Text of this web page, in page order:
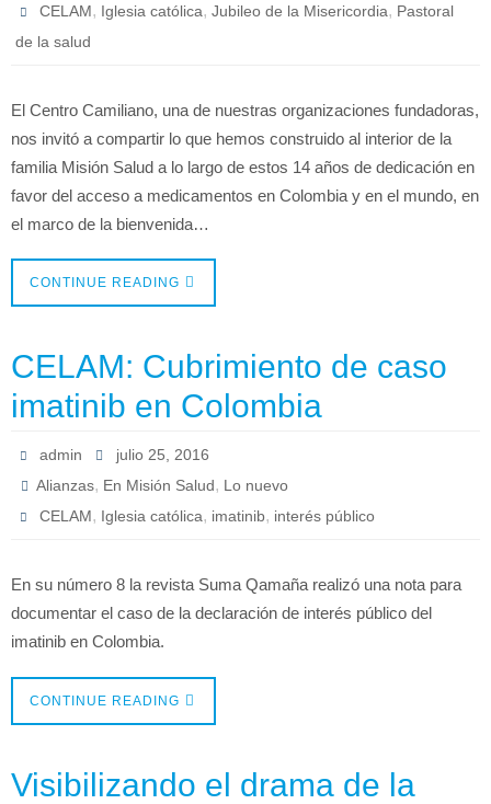
CELAM, Iglesia católica,Jubileo de la Misericordia, Pastoral
de la salud
El Centro Camiliano, una de nuestras organizaciones fundadoras,
nos invitó a compartir lo que hemos construido al interior de la
familia Misión Salud a lo largo de estos 14 años de dedicación en
favor del acceso a medicamentos en Colombia y en el mundo, en
el marco de la bienvenida…
CONTINUE READING
CELAM: Cubrimiento de caso
imatinib en Colombia
admin
julio 25, 2016
Alianzas, En Misión Salud, Lo nuevo
CELAM, Iglesia católica, imatinib, interés público
En su número 8 la revista Suma Qamaña realizó una nota para
documentar el caso de la declaración de interés público del
imatinib en Colombia.
CONTINUE READING
Visibilizando el drama de la